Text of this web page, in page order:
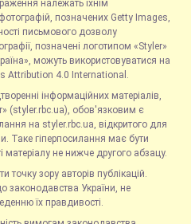
належать їхнім
позначених Getty Images,
письмового дозволу
позначені логотипом «Styler»
можуть використовуватися на
Attribution 4.0 International.
інформаційних матеріалів,
(styler.rbc.ua), обов'язковим є
на styler.rbc.ua, відкритого для
Таке гіперпосилання має бути
матеріалу не нижче другого абзацу.
точку зору авторів публікацій.
законодавства України, не
їх правдивості.